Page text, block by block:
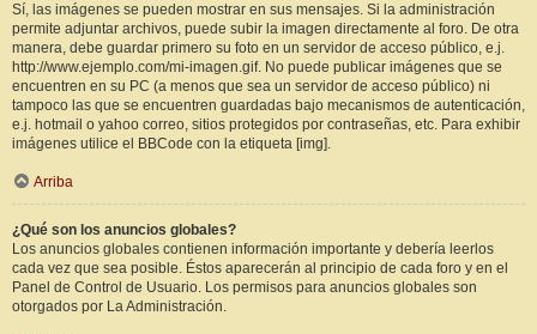
Sí, las imágenes se pueden mostrar en sus mensajes. Si la administración
permite adjuntar archivos, puede subir la imagen directamente al foro. De otra
manera, debe guardar primero su foto en un servidor de acceso público, e.j.
http://www.ejemplo.com/mi-imagen.gif. No puede publicar imágenes que se
encuentren en su PC (a menos que sea un servidor de acceso público) ni
tampoco las que se encuentren guardadas bajo mecanismos de autenticación,
e.j. hotmail o yahoo correo, sitios protegidos por contraseñas, etc. Para exhibir
imágenes utilice el BBCode con la etiqueta [img].
Arriba
¿Qué son los anuncios globales?
Los anuncios globales contienen información importante y debería leerlos
cada vez que sea posible. Éstos aparecerán al principio de cada foro y en el
Panel de Control de Usuario. Los permisos para anuncios globales son
otorgados por La Administración.